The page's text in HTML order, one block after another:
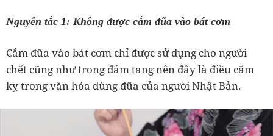
Nguyên tắc 1: Không được cắm đũa vào bát cơm
Cắm đũa vào bát cơm chỉ được sử dụng cho người
chết cũng như trong đám tang nên đây là điều cấm
kỵ trong văn hóa dùng đũa của người Nhật Bản.